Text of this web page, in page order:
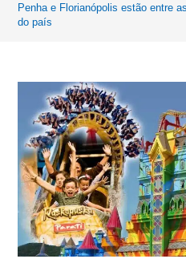
Penha e Florianópolis estão entre
do país